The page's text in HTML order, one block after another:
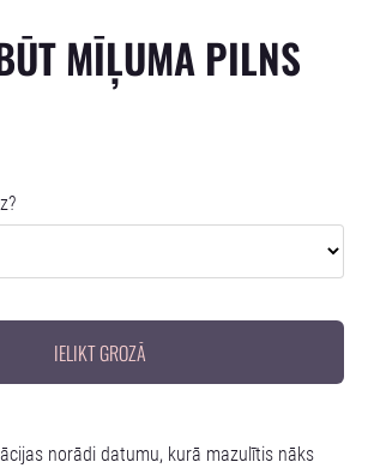
MĪĻUMA PILNS
IELIKT GROZĀ
norādi datumu, kurā mazulītis nāks